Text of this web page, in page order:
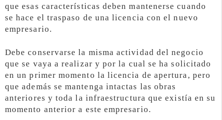
que esas características deben mantenerse cuando
se hace el traspaso de una licencia con el nuevo
empresario.
Debe conservarse la misma actividad del negocio
que se vaya a realizar y por la cual se ha solicitado
en un primer momento la licencia de apertura, pero
que además se mantenga intactas las obras
anteriores y toda la infraestructura que existía en su
momento anterior a este empresario.